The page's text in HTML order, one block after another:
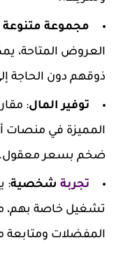
مجموعة متنوعة
العروض المتاحة،
ذوقهم دون الحاجة
توفير المال:
ضخم بسعر معقول.
تجربة شخصية:
تشغيل خاصة بهم،
المفضلات ومتابعة